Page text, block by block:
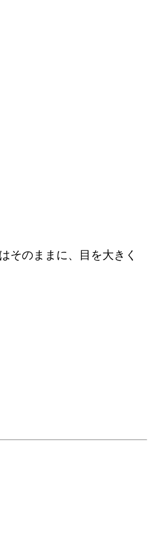
そのままに、目を大きく